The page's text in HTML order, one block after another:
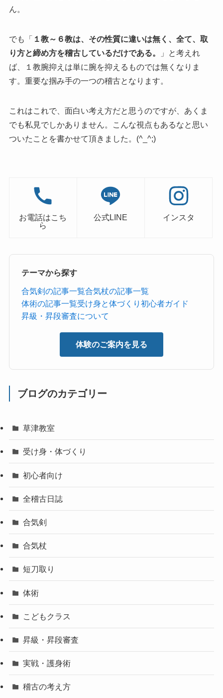
ん。
でも「 １教～６教は、その性質に違いは無く、全て、取
り方と締め方を稽古しているだけである。
」と考えれ
ば、１教腕抑えは単に腕を抑えるものでは無くなりま
す。重要な掴み手の一つの稽古となります。
これはこれで、面白い考え方だと思うのですが、あくま
でも私見でしかありません。こんな視点もあるなと思い
ついたことを書かせて頂きました。(^_^;)
お電話はこち
ら
公式LINE インスタ
テーマから探す
合気剣の記事一覧合気杖の記事一覧
体術の記事一覧受け身と体づくり初心者ガイド
昇級・昇段審査について
体験のご案内を見る
ブログのカテゴリー
草津教室
受け身・体づくり
初心者向け
全稽古日誌
合気剣
合気杖
短刀取り
体術
こどもクラス
昇級・昇段審査
実戦・護身術
稽古の考え方